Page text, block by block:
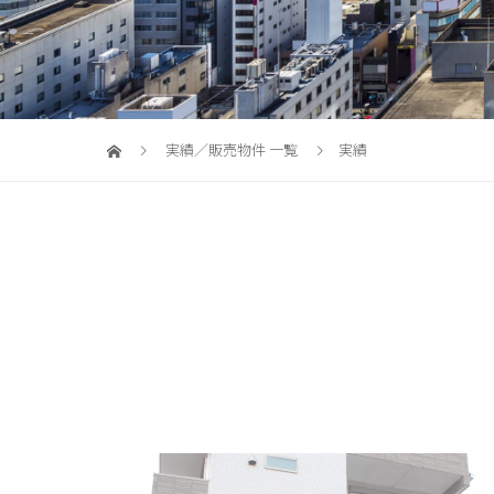
実績／販売物件 一覧 実績